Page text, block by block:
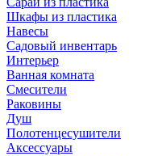
Шкафы из пластика
Навесы
Садовый инвентарь
Интерьер
Ванная комната
Смесители
Раковины
Душ
Полотенцесушители
Аксессуары